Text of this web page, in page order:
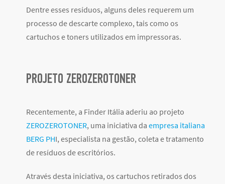
Dentre esses resíduos, alguns deles requerem um
processo de descarte complexo, tais como os
cartuchos e toners utilizados em impressoras.
PROJETO ZEROZEROTONER
Recentemente, a Finder Itália aderiu ao projeto
ZEROZEROTONER, uma iniciativa da empresa italiana
BERG PHI, especialista na gestão, coleta e tratamento
de resíduos de escritórios.
Através desta iniciativa, os cartuchos retirados dos